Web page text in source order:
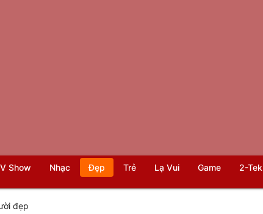
Show Nhạc Đẹp Trẻ Lạ Vui Game 2-Tek
đẹp